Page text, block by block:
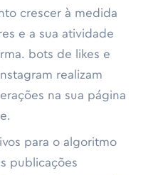
crescer à medida
e a sua atividade
bots de likes e
realizam
na sua página
para o algoritmo
publicações